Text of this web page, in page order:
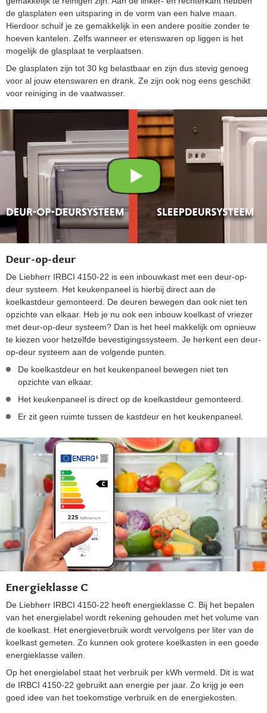
de glasplaten een uitsparing in de vorm van een halve maan.
Hierdoor schuif je ze gemakkelijk in een andere positie zonder te
hoeven kantelen. Zelfs wanneer er etenswaren op liggen is het
mogelijk de glasplaat te verplaatsen.
De glasplaten zijn tot 30 kg belastbaar en zijn dus stevig genoeg
voor al jouw etenswaren en drank. Ze zijn ook nog eens geschikt
voor reiniging in de vaatwasser.
Deur-op-deur
De Liebherr IRBCI 4150-22 is een inbouwkast met een deur-op-
deur systeem. Het keukenpaneel is hierbij direct aan de
koelkastdeur gemonteerd. De deuren bewegen dan ook niet ten
opzichte van elkaar. Heb je nu ook een inbouw koelkast of vriezer
met deur-op-deur systeem? Dan is het heel makkelijk om opnieuw
te kiezen voor hetzelfde bevestigingssysteem. Je herkent een deur-
op-deur systeem aan de volgende punten.
De koelkastdeur en het keukenpaneel bewegen niet ten
opzichte van elkaar.
Het keukenpaneel is direct op de koelkastdeur gemonteerd.
Er zit geen ruimte tussen de kastdeur en het keukenpaneel.
Energieklasse C
De Liebherr IRBCI 4150-22 heeft energieklasse C. Bij het bepalen
van het energielabel wordt rekening gehouden met het volume van
de koelkast. Het energieverbruik wordt vervolgens per liter van de
koelkast gemeten. Zo kunnen ook grotere koelkasten in een goede
energieklasse vallen.
Op het energielabel staat het verbruik per kWh vermeld. Dit is wat
de IRBCI 4150-22 gebruikt aan energie per jaar. Zo krijg je een
goed idee van het toekomstige verbruik en de energiekosten.